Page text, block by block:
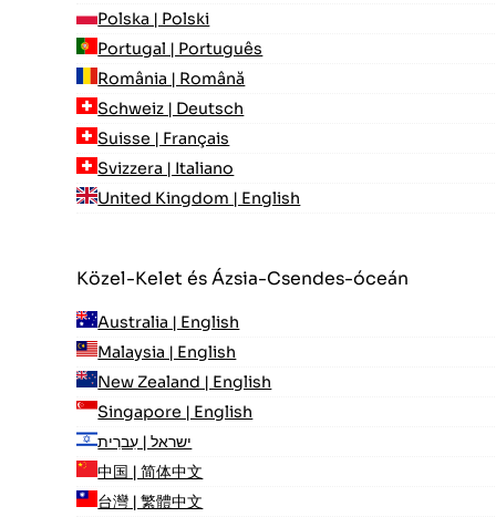
Polska | Polski
Portugal | Português
România | Română
Schweiz | Deutsch
Suisse | Français
Svizzera | Italiano
United Kingdom | English
Közel-Kelet és Ázsia-Csendes-óceán
Australia | English
Malaysia | English
New Zealand | English
Singapore | English
ישראל | עִברִית
中国 | 简体中文
台灣 | 繁體中文